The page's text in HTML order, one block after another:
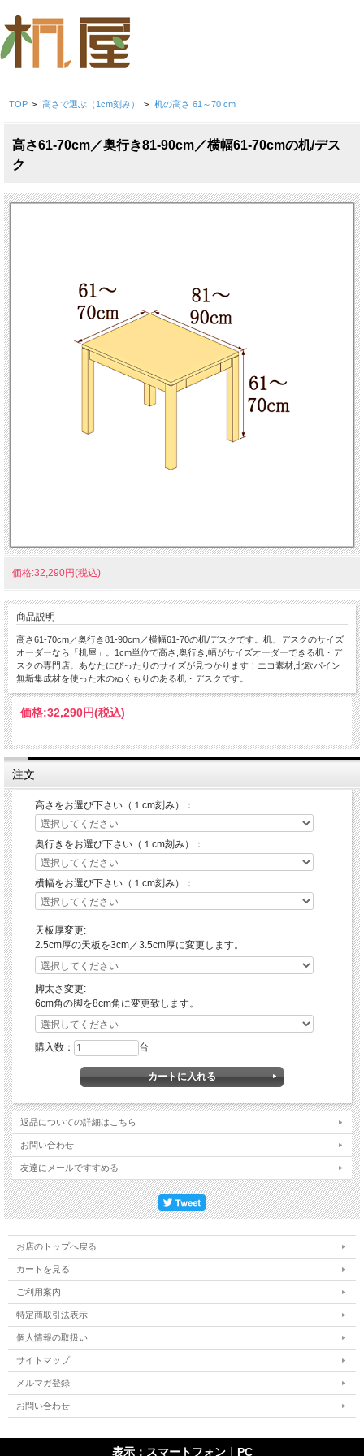
TOP > 高さで選ぶ（1cm刻み） > 机の高さ 61～70 cm
高さ61-70cm／奥行き81-90cm／横幅61-70cmの机/デス
ク
価格:32,290円(税込)
商品説明
高さ61-70cm／奥行き81-90cm／横幅61-70の机/デスクです。机、デスクのサイズ
オーダーなら「机屋」。1cm単位で高さ,奥行き,幅がサイズオーダーできる机・デ
スクの専門店。あなたにぴったりのサイズが見つかります！エコ素材,北欧パイン
無垢集成材を使った木のぬくもりのある机・デスクです。
価格:32,290円(税込)
注文
高さをお選び下さい（１cm刻み）：
奥行きをお選び下さい（１cm刻み）：
横幅をお選び下さい（１cm刻み）：
天板厚変更:
2.5cm厚の天板を3cm／3.5cm厚に変更します。
脚太さ変更:
6cm角の脚を8cm角に変更致します。
購入数： 台
返品についての詳細はこちら
お問い合わせ
友達にメールですすめる
お店のトップへ戻る
カートを見る
ご利用案内
特定商取引法表示
個人情報の取扱い
サイトマップ
メルマガ登録
お問い合わせ
表示：スマートフォン｜ PC